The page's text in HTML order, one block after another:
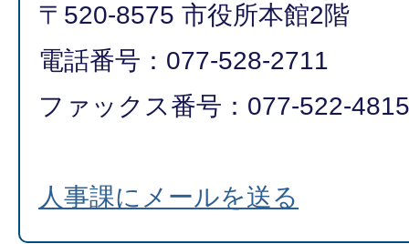
〒520-8575 市役所本館2階
電話番号：077-528-2711
ファックス番号：077-522-4815
人事課にメールを送る